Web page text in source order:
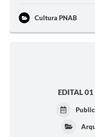
Cultura PNAB
EDITAL